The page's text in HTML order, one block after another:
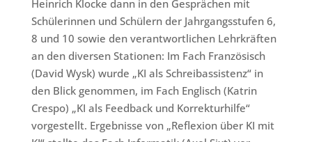
Heinrich Klocke dann in den Gesprächen mit
Schülerinnen und Schülern der Jahrgangsstufen 6,
8 und 10 sowie den verantwortlichen Lehrkräften
an den diversen Stationen: Im Fach Französisch
(David Wysk) wurde „KI als Schreibassistenz“ in
den Blick genommen, im Fach Englisch (Katrin
Crespo) „KI als Feedback und Korrekturhilfe“
vorgestellt. Ergebnisse von „Reflexion über KI mit